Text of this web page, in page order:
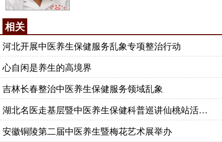
相关
河北开展中医养生保健服务乱象专项整治行动
心自闲是养生的高境界
吉林长春整治中医养生保健服务领域乱象
湖北名医走基层暨中医养生保健科普巡讲仙桃站活动拉开序幕
安徽铜陵第二届中医养生暨梅花艺术展举办